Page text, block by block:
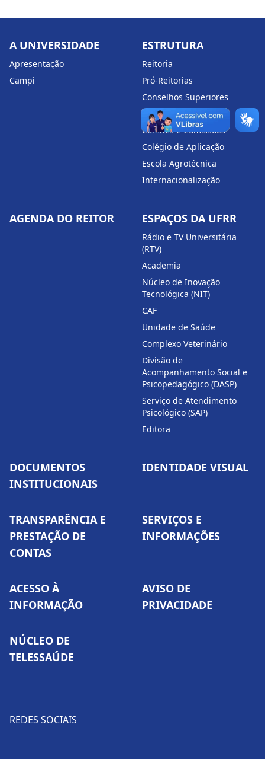
A UNIVERSIDADE
Apresentação
Campi
ESTRUTURA
Reitoria
Pró-Reitorias
Conselhos Superiores
Centros e Institutos
Comitês e Comissões
Colégio de Aplicação
Escola Agrotécnica
Internacionalização
AGENDA DO REITOR ESPAÇOS DA UFRR
Rádio e TV Universitária
(RTV)
Academia
Núcleo de Inovação
Tecnológica (NIT)
CAF
Unidade de Saúde
Complexo Veterinário
Divisão de
Acompanhamento Social e
Psicopedagógico (DASP)
Serviço de Atendimento
Psicológico (SAP)
Editora
DOCUMENTOS
INSTITUCIONAIS
IDENTIDADE VISUAL
TRANSPARÊNCIA E
PRESTAÇÃO DE
CONTAS
SERVIÇOS E
INFORMAÇÕES
ACESSO À
INFORMAÇÃO
AVISO DE
PRIVACIDADE
NÚCLEO DE
TELESSAÚDE
REDES SOCIAIS